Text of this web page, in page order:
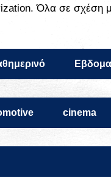
Όλα σε σχέση
cinema